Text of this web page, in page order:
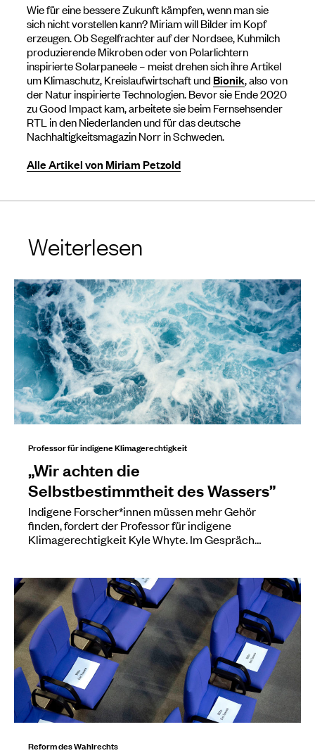
Wie für eine bessere Zukunft kämpfen, wenn man sie
sich nicht vorstellen kann? Miriam will Bilder im Kopf
erzeugen. Ob Segelfrachter auf der Nordsee, Kuhmilch
produzierende Mikroben oder von Polarlichtern
inspirierte Solarpaneele – meist drehen sich ihre Artikel
um Klimaschutz, Kreislaufwirtschaft und Bionik, also von
der Natur inspirierte Technologien. Bevor sie Ende 2020
zu Good Impact kam, arbeitete sie beim Fernsehsender
RTL in den Niederlanden und für das deutsche
Nachhaltigkeitsmagazin Norr in Schweden.
Alle Artikel von Miriam Petzold
Weiterlesen
Professor für indigene Klimagerechtigkeit
„Wir achten die
Selbstbestimmtheit des Wassers”
Indigene Forscher*innen müssen mehr Gehör
finden, fordert der Professor für indigene
Klimagerechtigkeit Kyle Whyte. Im Gespräch…
Reform des Wahlrechts